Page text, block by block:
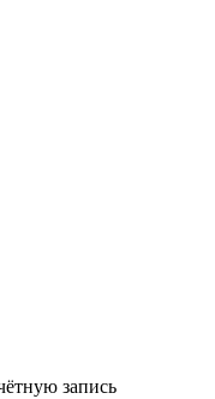
запись